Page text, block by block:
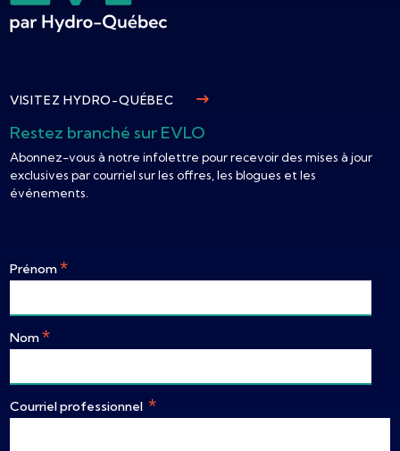
VISITEZ HYDRO-QUÉBEC
Restez branché sur EVLO
Abonnez-vous à notre infolettre pour recevoir des mises à jour
exclusives par courriel sur les offres, les blogues et les
événements.
Prénom*
Nom*
Courriel professionnel *